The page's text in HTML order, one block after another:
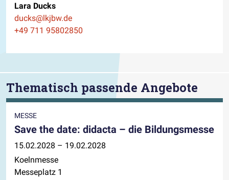
Lara Ducks
E-Mail
ducks@lkjbw.de
Telefon
+49 711 95802850
Thematisch passende Angebote
MESSE
Save the date: didacta – die Bildungsmesse
15.02.2028 – 19.02.2028
Koelnmesse
Messeplatz 1